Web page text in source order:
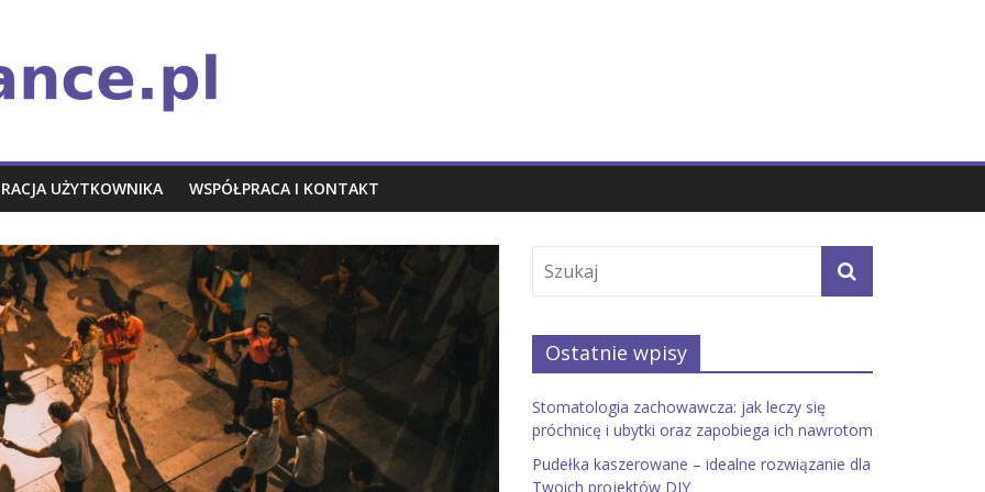
UŻYTKOWNIKA WSPÓŁPRACA I KONTAKT
Ostatnie wpisy
Stomatologia zachowawcza: jak leczy się
próchnicę i ubytki oraz zapobiega ich nawrotom
Pudełka kaszerowane – idealne rozwiązanie dla
Twoich projektów DIY